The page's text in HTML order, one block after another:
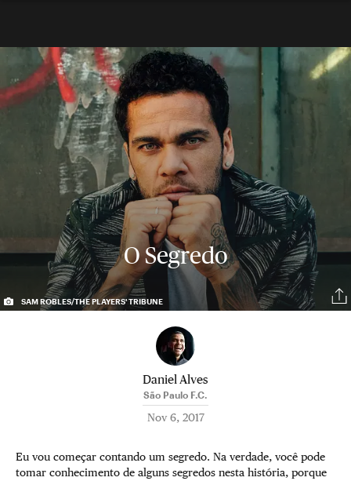
O Segredo
SAM ROBLES/THE PLAYERS' TRIBUNE
Daniel Alves
São Paulo F.C.
Nov 6, 2017
Eu vou começar contando um segredo. Na verdade, você pode
tomar conhecimento de alguns segredos nesta história, porque